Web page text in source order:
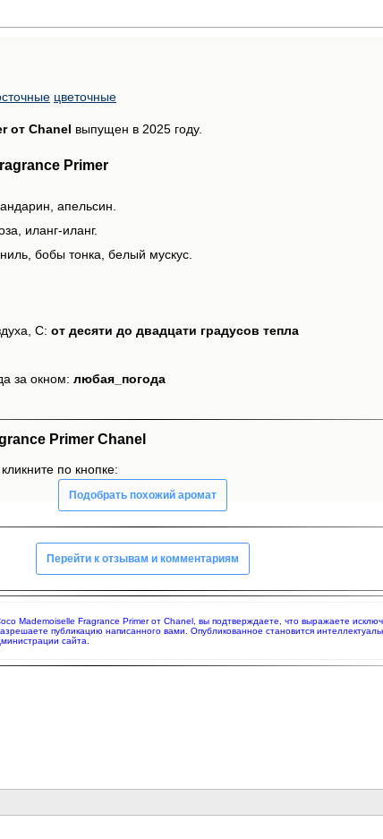
цветочные
от Chanel выпущен в 2025 году.
Primer
апельсин.
иланг-иланг.
бобы тонка, белый мускус.
С: от десяти до двадцати градусов тепла
за окном: любая_погода
Primer Chanel
по кнопке:
Подобрать похожий аромат
Перейти к отзывам и комментариям
Mademoiselle Fragrance Primer от Chanel, вы подтверждаете, что выражаете
публикацию написанного вами. Опубликованное становится
сайта.